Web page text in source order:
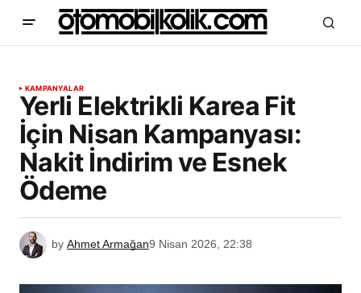
KAMPANYALAR
Yerli Elektrikli Karea Fit
İçin Nisan Kampanyası:
Nakit İndirim ve Esnek
Ödeme
by Ahmet Armağan9 Nisan 2026, 22:38